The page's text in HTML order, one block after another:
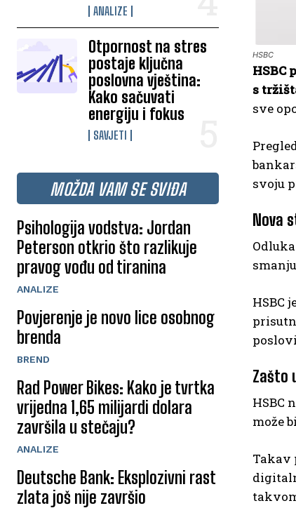
ANALIZE
Otpornost na stres
postaje ključna
poslovna vještina:
Kako sačuvati
energiju i fokus
SAVJETI
MOŽDA VAM SE SVIĐA
Psihologija vodstva: Jordan
Peterson otkrio što razlikuje
pravog vođu od tiranina
ANALIZE
Povjerenje je novo lice osobnog
brenda
BREND
Rad Power Bikes: Kako je tvrtka
vrijedna 1,65 milijardi dolara
završila u stečaju?
ANALIZE
Deutsche Bank: Eksplozivni rast
zlata još nije završio
HSBC
HSBC
s
sve
svoju
Nova
HSBC
Zašto
HSBC
može
Takav